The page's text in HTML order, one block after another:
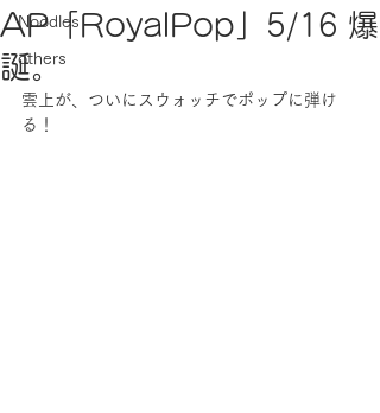
Noodles
others
AP「RoyalPop」5/16 爆
誕。
雲上が、ついにスウォッチでポップに弾け
る！